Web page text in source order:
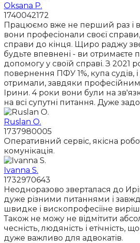
Oksana P.
1740042172
Працюємо вже не перший раз і
вони професіонали своєї
справи до кінця. Щиро раджу
будьте впевнені - ви отримаєте
допомогу у своїй справі. З 2021
повернення ПФУ 1%, купа судів,
отримали, завдяки професійним
Ірини. 4 роки вони були на
на всі супутні питання. Дуже
Ruslan O.
1737980005
Оперативний сервіс, якісна
комунікація.
Ivanna S.
1732970643
Неодноразово зверталася до
дуже різними питаннями і
швидке і вископрофесіїне
Також не можу не відмітити
чесність, людяність і етічність,
дуже важливо для адвокатів.